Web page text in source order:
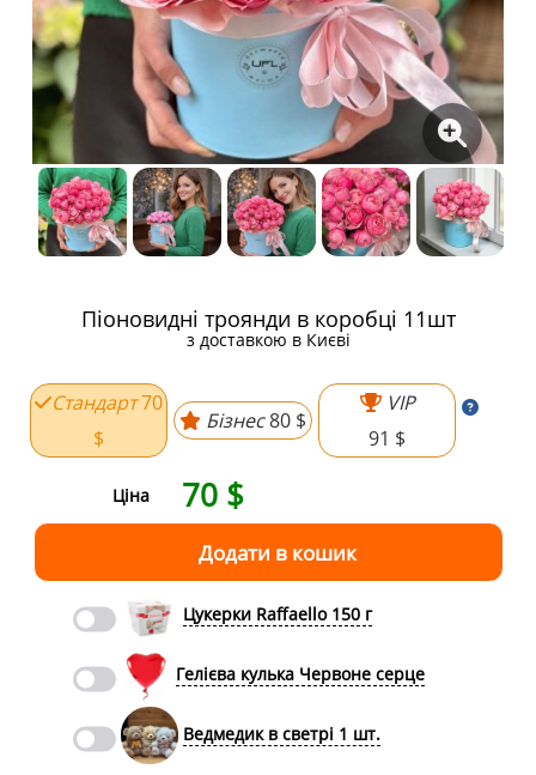
Піоновидні троянди в коробці 11шт
з доставкою в Києві
Стандарт70
$
Бізнес80 $
VIP
91 $
Ціна 70 $
Цукерки Raffaello 150 г
Гелієва кулька Червоне серце
Ведмедик в светрі 1 шт.